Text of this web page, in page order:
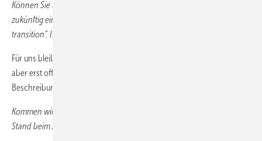
Können Sie uns etwas darüber sagen, welche Rolle Nikolas Iwan
zukünftig einnehmen wird? Auf seinem LinkedIn-Profil steht: „in
transition“. Ist schon klar, wohin er wechseln wird?
Für uns bleibt er als Chairman of the board erhalten. Da er diese Rolle
aber erst offiziell im Sommer antritt, ist „in transition“ eine zutreffende
Beschreibung.
Kommen wir von den Personalien zu den Inhalten: Wie ist der aktuelle
Stand beim Aufbau einer H